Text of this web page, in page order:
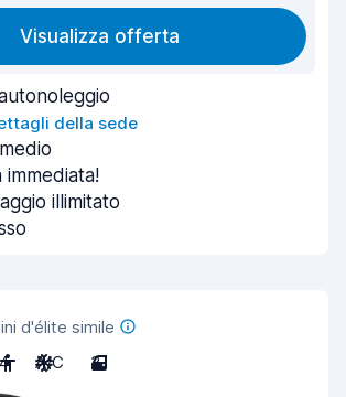
Visualizza offerta
della sede
immediata!
illimitato
d'élite simile
4 A/C 3